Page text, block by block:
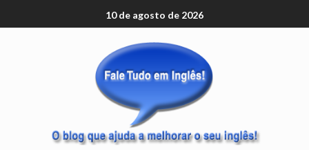
10 de agosto de 2026